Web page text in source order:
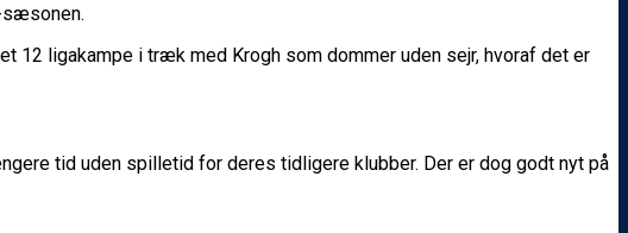
sæsonen.
12 ligakampe i træk med Krogh som dommer uden sejr, hvoraf det er
tid uden spilletid for deres tidligere klubber. Der er dog godt nyt på